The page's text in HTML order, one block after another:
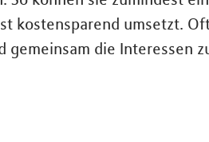
kostensparend umsetzt.
gemeinsam die Interessen